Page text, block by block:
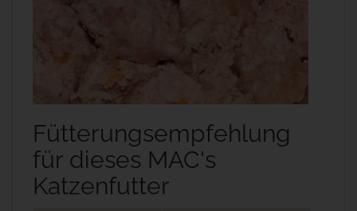
Fütterungsempfehlung
für dieses MAC's
Katzenfutter